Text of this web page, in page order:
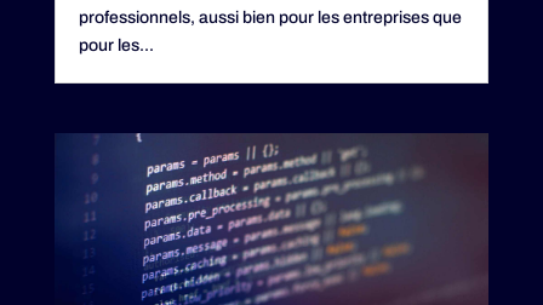
professionnels, aussi bien pour les entreprises que
pour les...